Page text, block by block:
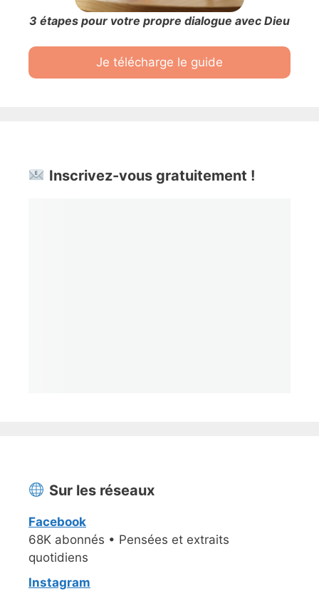
3 étapes pour votre propre dialogue avec Dieu
Je télécharge le guide
Inscrivez-vous gratuitement !
Sur les réseaux
Facebook
68K abonnés • Pensées et extraits
quotidiens
Instagram